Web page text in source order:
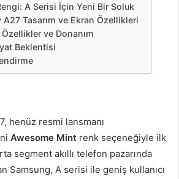
A Serisi İçin Yeni Bir Soluk
Tasarım ve Ekran Özellikleri
ve Donanım
Beklentisi
henüz resmi lansmanı
Awesome Mint renk seçeneğiyle ilk
segment akıllı telefon pazarında
Samsung, A serisi ile geniş kullanıcı